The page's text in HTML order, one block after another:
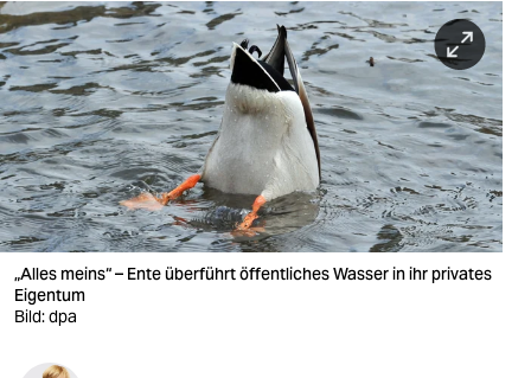
berlin
nord
wahrheit
verlag
verlag
veranstaltungen
shop
fragen & hilfe
„Alles meins“ – Ente überführt öffentliches Wasser in ihr privates
Eigentum
Bild: dpa